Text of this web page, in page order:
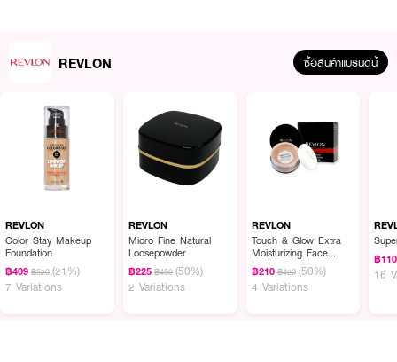
ผลลัพธ์ที่ได้ :
REVLON Colorstay Look Book Palette
พาติดกระเป๋าเพื่อแต่งแต้มดวงตาในโอกาสต่างๆ สีสันหลากหลาย สีแมทเหมาะ
สำหรับทุกวัน หรือสีหวานประกายแมททัลลิค จนถึงสีสันประกายสดใส ไล่โทน สร้าง
ความหลากหลายให้ดวงตา ให้บุคลิกโดดเด่นในแบบต่างๆ เปลี่ยนลุคไปตามอารมณ์ใน
แต่ละวัน
REVLON ซื้อสินค้าแบรนด์นี้
REVLON
Color Stay Makeup
Foundation
฿409 ฿520 (21%)
7 Variations
REVLON
Micro Fine Natural
Loosepowder
฿225 ฿450 (50%)
2 Variations
REVLON
Touch & Glow Extra
Moisturizing Face
Powder
฿210 ฿420 (50%)
4 Variations
฿110
16